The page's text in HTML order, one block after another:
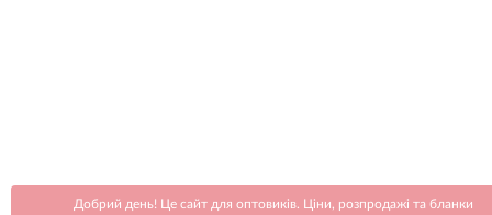
Добрий день! Це сайт для оптовиків. Ціни, розпродажі та бланки